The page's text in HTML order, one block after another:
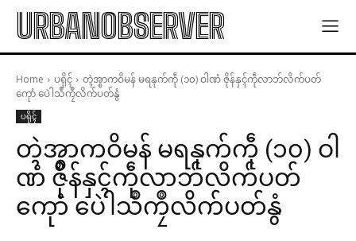
URBANOBSERVER
Home ပရိုၚ်
တ္ၚဲအ္စာကဝိမန် မရနုက်ကဵု (၁၀) ဝါဏံ ဇိုန်နှၚ်ကဵုလာဘ်လိက်ပတ်
ကေုာံ ပေဲါသဳကၠဳလိက်ပတ်နွံ
ပရိုၚ်
တ္ၚဲအ္စာကဝိမန် မရနုက်ကဵု (၁၀) ဝါ
ဏံ ဇိုန်နှၚ်ကဵုလာဘ်လိက်ပတ်
ကေုာံ ပေဲါသဳကၠဳလိက်ပတ်နွံ